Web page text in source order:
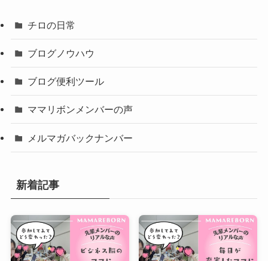
チロの日常
ブログノウハウ
ブログ便利ツール
ママリボンメンバーの声
メルマガバックナンバー
新着記事